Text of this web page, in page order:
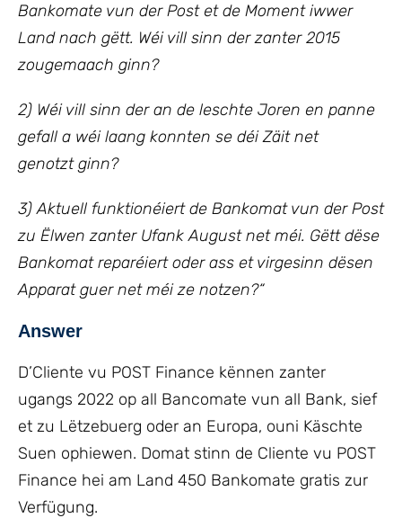
Bankomate vun der Post et de Moment iwwer
Land nach gëtt. Wéi vill sinn der zanter 2015
zougemaach ginn?
2) Wéi vill sinn der an de leschte Joren en panne
gefall a wéi laang konnten se déi Zäit net
genotzt ginn?
3) Aktuell funktionéiert de Bankomat vun der Post
zu Ëlwen zanter Ufank August net méi. Gëtt dëse
Bankomat reparéiert oder ass et virgesinn dësen
Apparat guer net méi ze notzen?“
Answer
D’Cliente vu POST Finance kënnen zanter
ugangs 2022 op all Bancomate vun all Bank, sief
et zu Lëtzebuerg oder an Europa, ouni Käschte
Suen ophiewen. Domat stinn de Cliente vu POST
Finance hei am Land 450 Bankomate gratis zur
Verfügung.